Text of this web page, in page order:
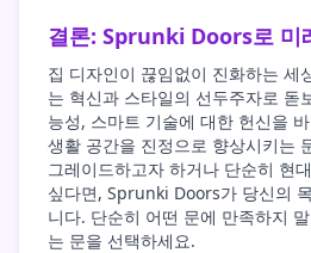
결론: Sprunki Doors로 미
집 디자인이 끊임없이 진화하는
는 혁신과 스타일의 선두주자로 돋
능성, 스마트 기술에 대한 헌신을
생활 공간을 진정으로 향상시키는
그레이드하고자 하거나 단순히 현
싶다면, Sprunki Doors가 당신의
니다. 단순히 어떤 문에 만족하지
는 문을 선택하세요.